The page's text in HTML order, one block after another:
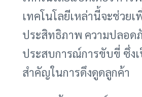
เทคโนโลยีเหล่านี้จะช่วยเ
ประสิทธิภาพ ความปลอด
ประสบการณ์การขับขี่ ซึ่ง
สำคัญในการดึงดูดลูกค้า